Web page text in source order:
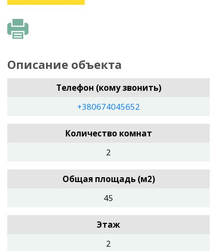
Описание объекта
Телефон (кому звонить)
+380674045652
Количество комнат
2
Общая площадь (м2)
45
Этаж
2